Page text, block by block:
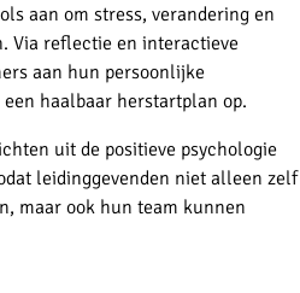
aan om stress, verandering en
Via reflectie en interactieve
aan hun persoonlijke
haalbaar herstartplan op.
uit de positieve psychologie
leidinggevenden niet alleen zelf
maar ook hun team kunnen